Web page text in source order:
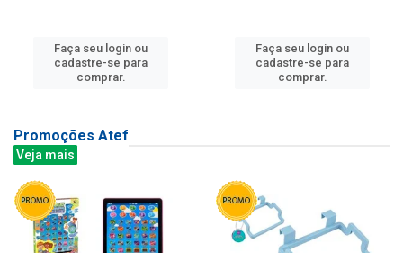
Faça seu login ou
cadastre-se para
comprar.
Faça seu login ou
cadastre-se para
comprar.
Promoções Atef
Veja mais